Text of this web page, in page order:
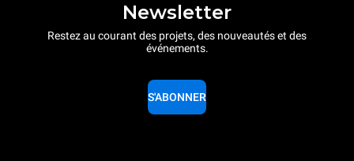
Newsletter
Restez au courant des projets, des nouveautés et des
événements.
S'ABONNER